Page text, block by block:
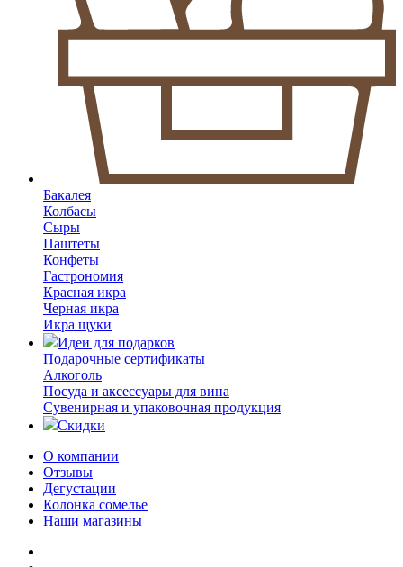
Бакалея
Колбасы
Сыры
Паштеты
Конфеты
Гастрономия
Красная икра
Черная икра
Икра щуки
Идеи для подарков
Подарочные сертификаты
Алкоголь
Посуда и аксессуары для вина
Сувенирная и упаковочная продукция
Скидки
О компании
Отзывы
Дегустации
Колонка сомелье
Наши магазины